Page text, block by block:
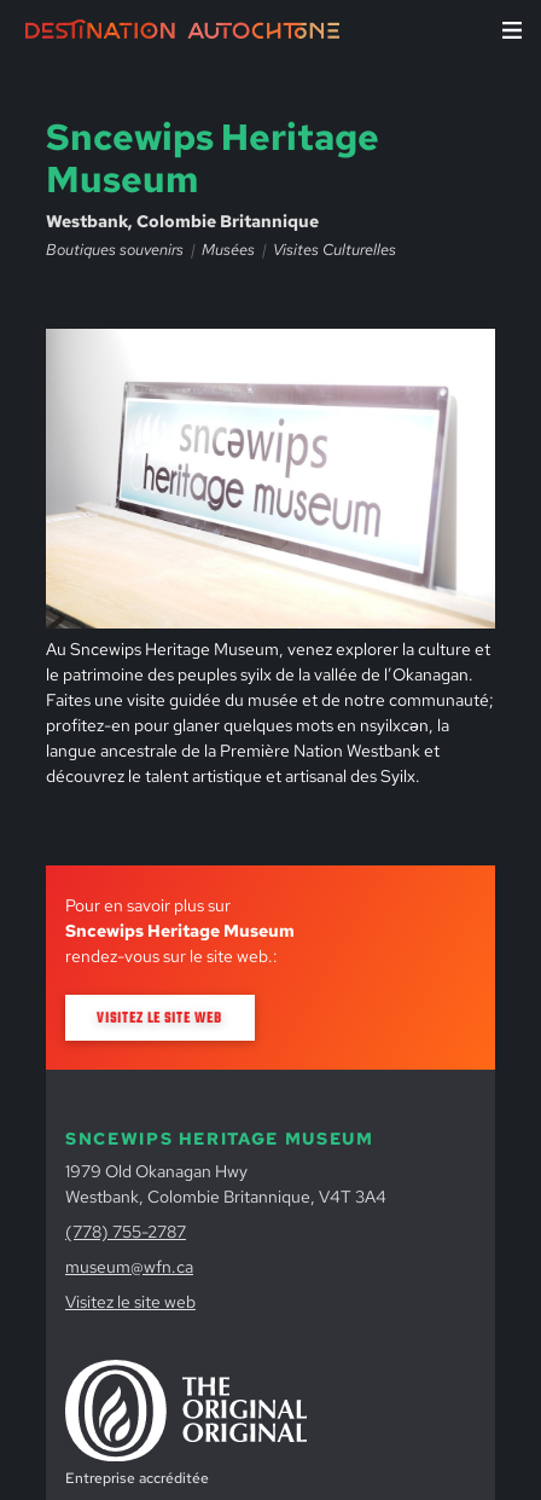
Sncewips Heritage
Museum
Westbank, Colombie Britannique
Boutiques souvenirs Musées Visites Culturelles
Au Sncewips Heritage Museum, venez explorer la culture et
le patrimoine des peuples syilx de la vallée de l’Okanagan.
Faites une visite guidée du musée et de notre communauté;
profitez-en pour glaner quelques mots en nsyilxcən, la
langue ancestrale de la Première Nation Westbank et
découvrez le talent artistique et artisanal des Syilx.
Pour en savoir plus sur
Sncewips Heritage Museum
rendez-vous sur le site web.:
VISITEZ LE SITE WEB
SNCEWIPS HERITAGE MUSEUM
1979 Old Okanagan Hwy
Westbank, Colombie Britannique, V4T 3A4
(778) 755-2787
museum@wfn.ca
Visitez le site web
Entreprise accréditée